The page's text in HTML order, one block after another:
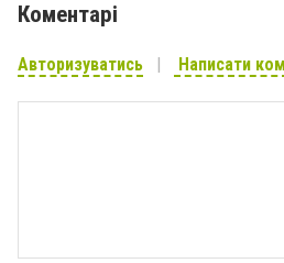
Коментарі
Авторизуватись Написати